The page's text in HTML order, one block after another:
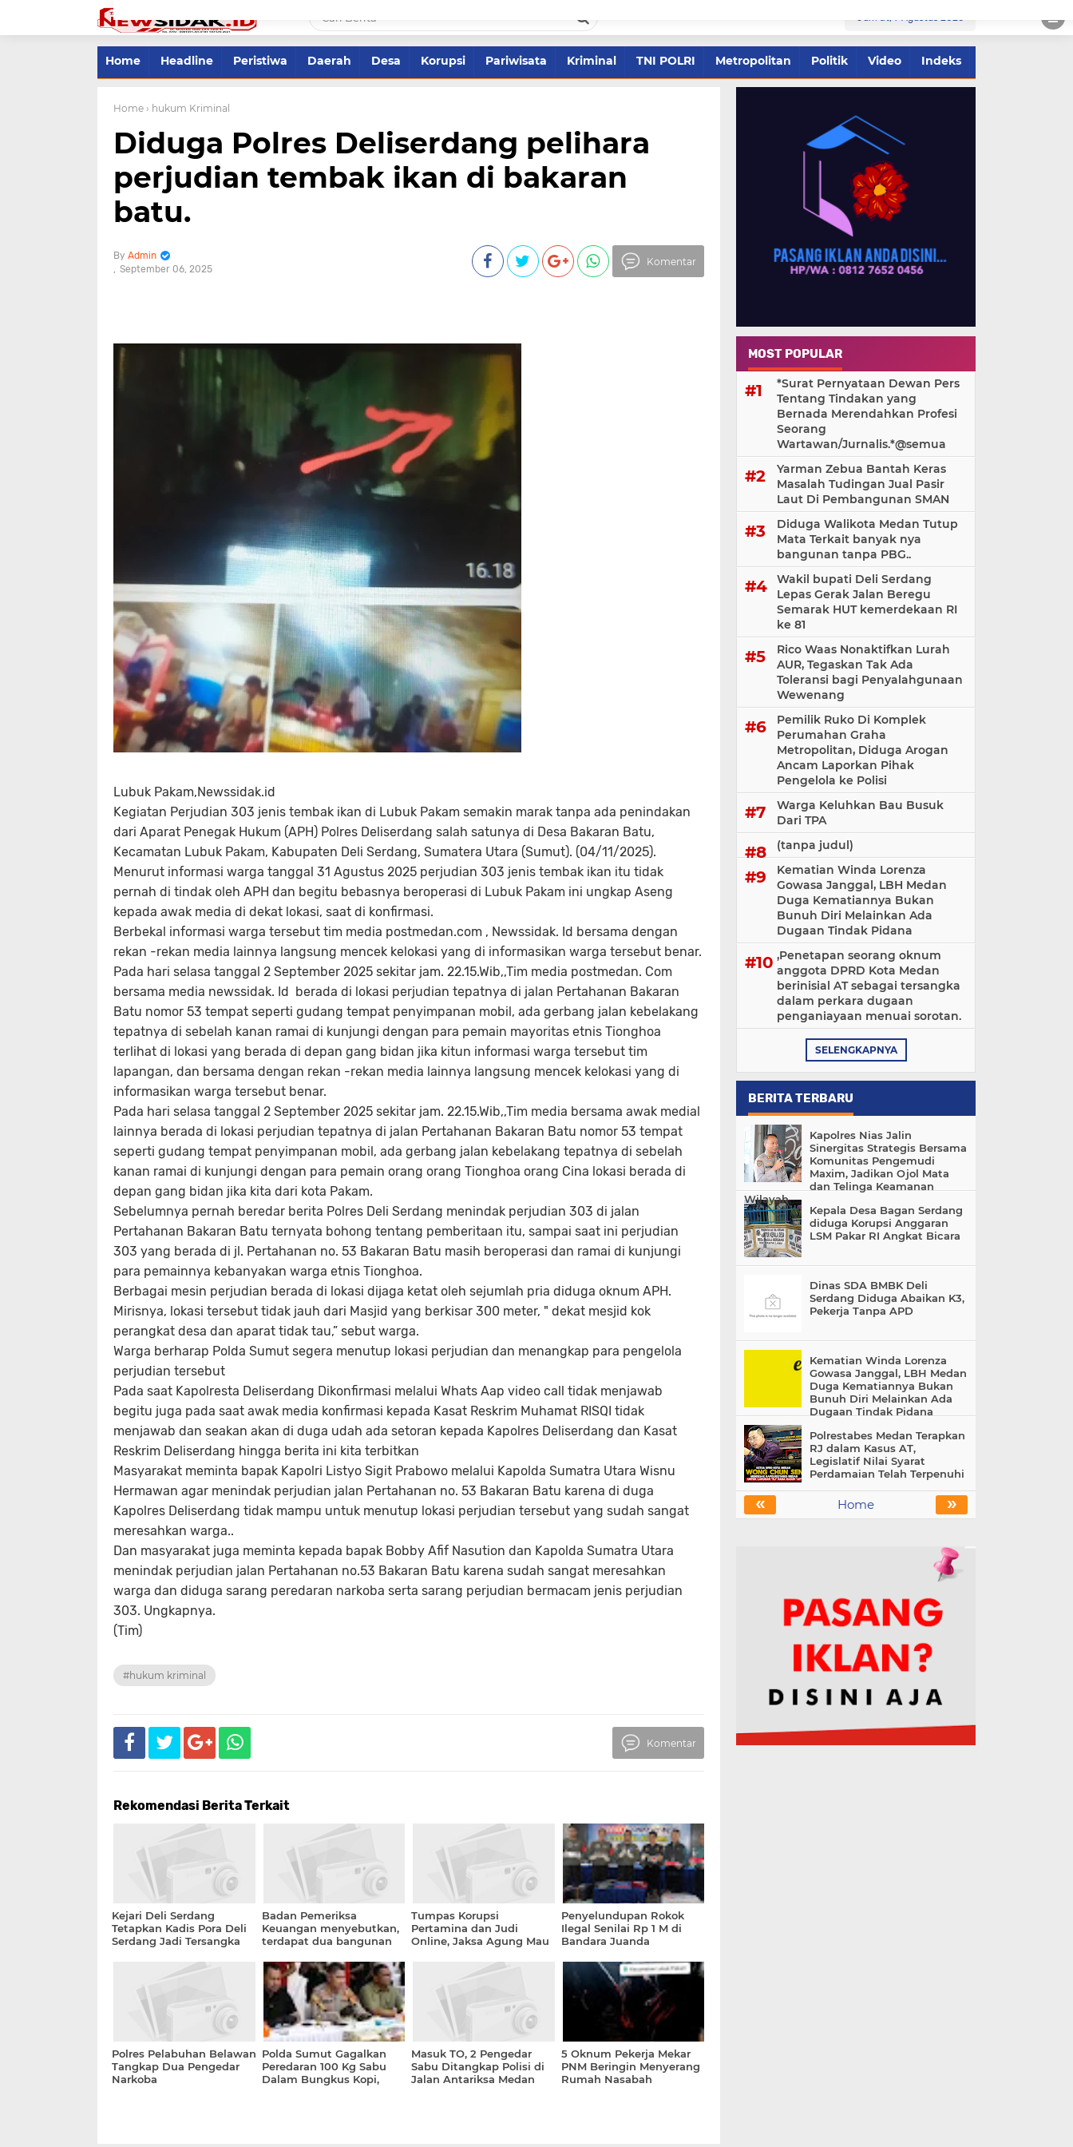
Jum'at, 7 Agustus 2026
Home Headline Peristiwa Daerah Desa Korupsi Pariwisata Kriminal TNI POLRI Metropolitan Politik Video Indeks
Home › hukum Kriminal
Diduga Polres Deliserdang pelihara
perjudian tembak ikan di bakaran
batu.
Admin
September 06, 2025
Komentar
Lubuk Pakam,Newssidak.id
Kegiatan Perjudian 303 jenis tembak ikan di Lubuk Pakam semakin marak tanpa ada penindakan
dari Aparat Penegak Hukum (APH) Polres Deliserdang salah satunya di Desa Bakaran Batu,
Kecamatan Lubuk Pakam, Kabupaten Deli Serdang, Sumatera Utara (Sumut). (04/11/2025).
Menurut informasi warga tanggal 31 Agustus 2025 perjudian 303 jenis tembak ikan itu tidak
pernah di tindak oleh APH dan begitu bebasnya beroperasi di Lubuk Pakam ini ungkap Aseng
kepada awak media di dekat lokasi, saat di konfirmasi.
Berbekal informasi warga tersebut tim media postmedan.com , Newssidak. Id bersama dengan
rekan -rekan media lainnya langsung mencek kelokasi yang di informasikan warga tersebut benar.
Pada hari selasa tanggal 2 September 2025 sekitar jam. 22.15.Wib,,Tim media postmedan. Com
bersama media newssidak. Id berada di lokasi perjudian tepatnya di jalan Pertahanan Bakaran
Batu nomor 53 tempat seperti gudang tempat penyimpanan mobil, ada gerbang jalan kebelakang
tepatnya di sebelah kanan ramai di kunjungi dengan para pemain mayoritas etnis Tionghoa
terlihat di lokasi yang berada di depan gang bidan jika kitun informasi warga tersebut tim
lapangan, dan bersama dengan rekan -rekan media lainnya langsung mencek kelokasi yang di
informasikan warga tersebut benar.
Pada hari selasa tanggal 2 September 2025 sekitar jam. 22.15.Wib,,Tim media bersama awak medial
lainnya berada di lokasi perjudian tepatnya di jalan Pertahanan Bakaran Batu nomor 53 tempat
seperti gudang tempat penyimpanan mobil, ada gerbang jalan kebelakang tepatnya di sebelah
kanan ramai di kunjungi dengan para pemain orang orang Tionghoa orang Cina lokasi berada di
depan gang bidan jika kita dari kota Pakam.
Sebelumnya pernah beredar berita Polres Deli Serdang menindak perjudian 303 di jalan
Pertahanan Bakaran Batu ternyata bohong tentang pemberitaan itu, sampai saat ini perjudian
303 yang berada di jl. Pertahanan no. 53 Bakaran Batu masih beroperasi dan ramai di kunjungi
para pemainnya kebanyakan warga etnis Tionghoa.
Berbagai mesin perjudian berada di lokasi dijaga ketat oleh sejumlah pria diduga oknum APH.
Mirisnya, lokasi tersebut tidak jauh dari Masjid yang berkisar 300 meter, " dekat mesjid kok
perangkat desa dan aparat tidak tau,” sebut warga.
Warga berharap Polda Sumut segera menutup lokasi perjudian dan menangkap para pengelola
perjudian tersebut
Pada saat Kapolresta Deliserdang Dikonfirmasi melalui Whats Aap video call tidak menjawab
begitu juga pada saat awak media konfirmasi kepada Kasat Reskrim Muhamat RISQI tidak
menjawab dan seakan akan di duga udah ada setoran kepada Kapolres Deliserdang dan Kasat
Reskrim Deliserdang hingga berita ini kita terbitkan
Masyarakat meminta bapak Kapolri Listyo Sigit Prabowo melalui Kapolda Sumatra Utara Wisnu
Hermawan agar menindak perjudian jalan Pertahanan no. 53 Bakaran Batu karena di duga
Kapolres Deliserdang tidak mampu untuk menutup lokasi perjudian tersebut yang sudah sangat
meresahkan warga..
Dan masyarakat juga meminta kepada bapak Bobby Afif Nasution dan Kapolda Sumatra Utara
menindak perjudian jalan Pertahanan no.53 Bakaran Batu karena sudah sangat meresahkan
warga dan diduga sarang peredaran narkoba serta sarang perjudian bermacam jenis perjudian
303. Ungkapnya.
(Tim)
#hukum kriminal
Komentar
Rekomendasi Berita Terkait
Kejari Deli Serdang
Tetapkan Kadis Pora Deli
Serdang Jadi Tersangka
Badan Pemeriksa
Keuangan menyebutkan,
terdapat dua bangunan
Kabupaten Deli Serdang
tak memiliki izin
Tumpas Korupsi
Pertamina dan Judi
Online, Jaksa Agung Mau
Penyelundupan Rokok
Ilegal Senilai Rp 1 M di
Bandara Juanda
Polres Pelabuhan Belawan
Tangkap Dua Pengedar
Narkoba
Polda Sumut Gagalkan
Peredaran 100 Kg Sabu
Dalam Bungkus Kopi,
Masuk TO, 2 Pengedar
Sabu Ditangkap Polisi di
Jalan Antariksa Medan
5 Oknum Pekerja Mekar
PNM Beringin Menyerang
Rumah Nasabah
MOST POPULAR
*Surat Pernyataan Dewan Pers
Tentang Tindakan yang
Bernada Merendahkan Profesi
Seorang
Wartawan/Jurnalis.*@⁨semua
Yarman Zebua Bantah Keras
Masalah Tudingan Jual Pasir
Laut Di Pembangunan SMAN
Diduga Walikota Medan Tutup
Mata Terkait banyak nya
bangunan tanpa PBG..
Wakil bupati Deli Serdang
Lepas Gerak Jalan Beregu
Semarak HUT kemerdekaan RI
ke 81
Rico Waas Nonaktifkan Lurah
AUR, Tegaskan Tak Ada
Toleransi bagi Penyalahgunaan
Wewenang
Pemilik Ruko Di Komplek
Perumahan Graha
Metropolitan, Diduga Arogan
Ancam Laporkan Pihak
Pengelola ke Polisi
Warga Keluhkan Bau Busuk
Dari TPA
(tanpa judul)
Kematian Winda Lorenza
Gowasa Janggal, LBH Medan
Duga Kematiannya Bukan
Bunuh Diri Melainkan Ada
Dugaan Tindak Pidana
,Penetapan seorang oknum
anggota DPRD Kota Medan
berinisial AT sebagai tersangka
dalam perkara dugaan
penganiayaan menuai sorotan.
SELENGKAPNYA
BERITA TERBARU
Kapolres Nias Jalin
Sinergitas Strategis Bersama
Komunitas Pengemudi
Maxim, Jadikan Ojol Mata
dan Telinga Keamanan
Wilayah
Kepala Desa Bagan Serdang
diduga Korupsi Anggaran
LSM Pakar RI Angkat Bicara
Dinas SDA BMBK Deli
Serdang Diduga Abaikan K3,
Pekerja Tanpa APD
Kematian Winda Lorenza
Gowasa Janggal, LBH Medan
Duga Kematiannya Bukan
Bunuh Diri Melainkan Ada
Dugaan Tindak Pidana
Polrestabes Medan Terapkan
RJ dalam Kasus AT,
Legislatif Nilai Syarat
Perdamaian Telah Terpenuhi
« »
Home